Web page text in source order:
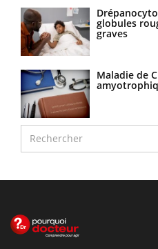
globules
graves
Maladie de